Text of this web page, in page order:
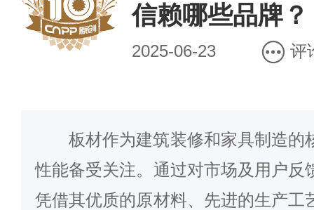
信赖哪些品牌？
2025-06-23 评
板材作为建筑装修和家具制造的
性能备受关注。通过对市场及用户反
凭借其优质的原材料、先进的生产工